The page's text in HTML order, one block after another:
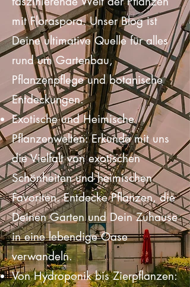
Tauche ein in die vielfältige und
faszinierende Welt der Pflanzen
mit Floraspora. Unser Blog ist
Deine ultimative Quelle für alles
rund um Gartenbau,
Pflanzenpflege und botanische
Entdeckungen.
Exotische und Heimische
Pflanzenwelten: Erkunde mit uns
die Vielfalt von exotischen
Schönheiten und heimischen
Favoriten. Entdecke Pflanzen, die
Deinen Garten und Dein Zuhause
in eine lebendige Oase
verwandeln.